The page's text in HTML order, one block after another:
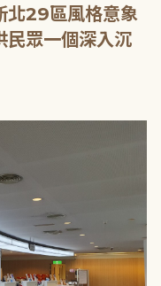
北29區風格意象
民眾一個深入沉